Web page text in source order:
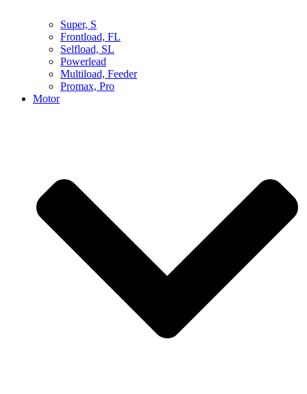
Super, S
Frontload, FL
Selfload, SL
Powerlead
Multiload, Feeder
Promax, Pro
Motor